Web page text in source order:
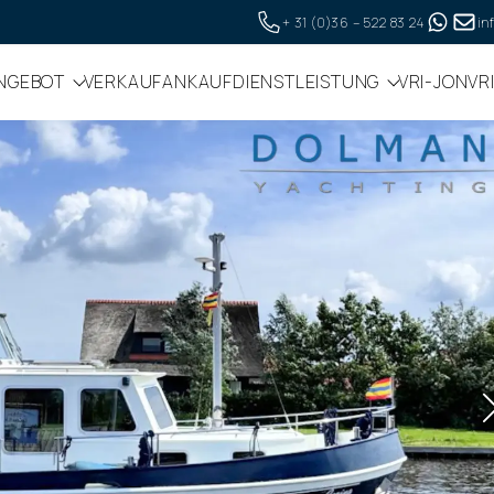
+ 31 (0)36 – 522 83 24
VERKAUFANKAUFDIENSTLEISTUNG VRI-JON
Website ordnungsgemäß funktioniert. Lesen Sie
stimmen Sie dem zu.